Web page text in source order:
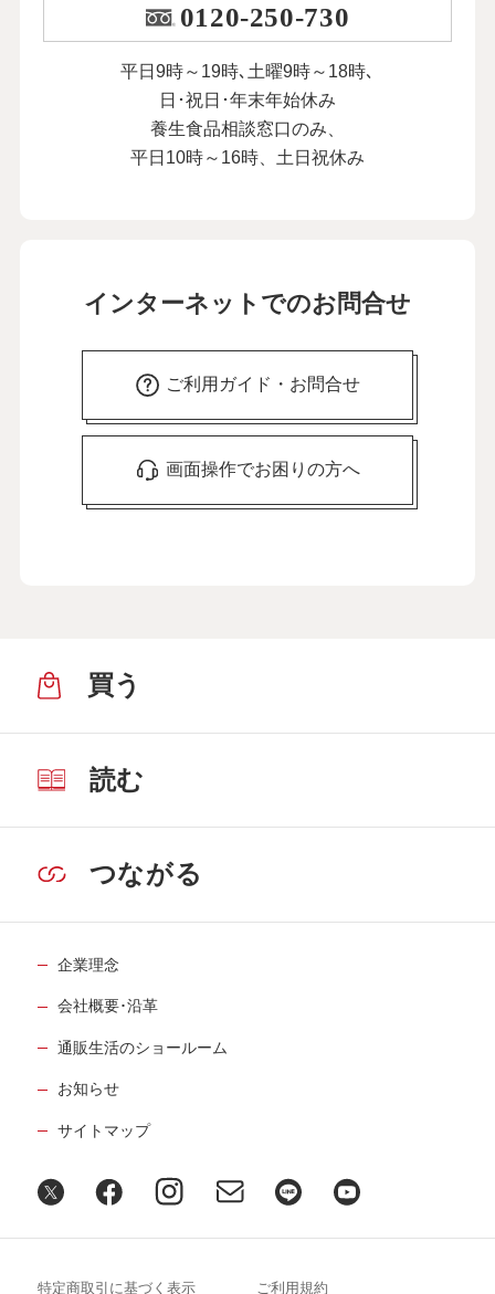
0120-250-730
平日9時～19時､土曜9時～18時､
日･祝日･年末年始休み
養生食品相談窓口のみ、
平日10時～16時、土日祝休み
インターネットでのお問合せ
ご利用ガイド・お問合せ
画面操作でお困りの方へ
買う
読む
つながる
企業理念
会社概要･沿革
通販生活のショールーム
お知らせ
サイトマップ
特定商取引に基づく表示 ご利用規約